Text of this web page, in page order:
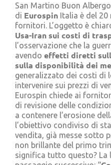
San Martino Buon
di Eurospin Italia è del
fornitori. L’oggetto è
Usa-Iran sui costi di
l’osservazione che la
avendo effetti diretti
sulla disponibilità dei
generalizzato dei costi di
intervenire sui prezzi di
Eurospin chiede ai
di revisione delle
a contenere l’erosione
l’obiettivo condiviso di
vendita, già messe sotto
non brillante del primo
significa tutto questo? La